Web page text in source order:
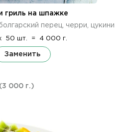
гриль на шпажке
перец, черри, цукини
50 шт. = 4 000 г.
Заменить
(3 000 г.)